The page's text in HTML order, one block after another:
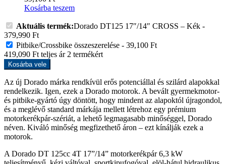
Kosárba teszem
Aktuális termék:Dorado DT125 17″/14″ CROSS – Kék -
379,990 Ft
Pitbike/Crossbike összeszerelése - 39,100 Ft
419,090 Ft teljes ár 2 termékért
Kosárba vele
Az új Dorado márka rendkívül erős potenciállal és szilárd alapokkal
rendelkezik. Igen, ezek a Dorado motorok. A bevált gyermekmotor-
és pitbike-gyártó úgy döntött, hogy mindent az alapoktól újragondol,
és a meglévő standard márkája mellett létrehoz egy prémium
motorkerékpár-szériát, a lehető legmagasabb minőséggel, Dorado
néven. Kiváló minőség megfizethető áron – ezt kínálják ezek a
motorok.
A Dorado DT 125cc 4T 17”/14” motorkerékpár 6,3 kW